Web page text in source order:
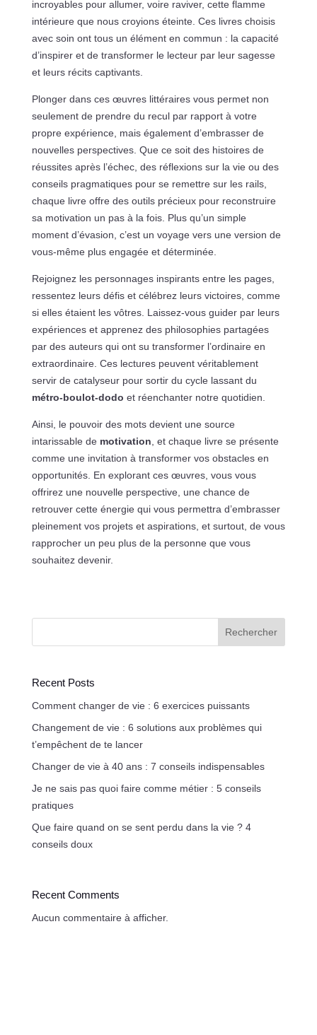
incroyables pour allumer, voire raviver, cette flamme
intérieure que nous croyions éteinte. Ces livres choisis
avec soin ont tous un élément en commun : la capacité
d’inspirer et de transformer le lecteur par leur sagesse
et leurs récits captivants.
Plonger dans ces œuvres littéraires vous permet non
seulement de prendre du recul par rapport à votre
propre expérience, mais également d’embrasser de
nouvelles perspectives. Que ce soit des histoires de
réussites après l’échec, des réflexions sur la vie ou des
conseils pragmatiques pour se remettre sur les rails,
chaque livre offre des outils précieux pour reconstruire
sa motivation un pas à la fois. Plus qu’un simple
moment d’évasion, c’est un voyage vers une version de
vous-même plus engagée et déterminée.
Rejoignez les personnages inspirants entre les pages,
ressentez leurs défis et célébrez leurs victoires, comme
si elles étaient les vôtres. Laissez-vous guider par leurs
expériences et apprenez des philosophies partagées
par des auteurs qui ont su transformer l’ordinaire en
extraordinaire. Ces lectures peuvent véritablement
servir de catalyseur pour sortir du cycle lassant du
métro-boulot-dodo et réenchanter notre quotidien.
Ainsi, le pouvoir des mots devient une source
intarissable de motivation, et chaque livre se présente
comme une invitation à transformer vos obstacles en
opportunités. En explorant ces œuvres, vous vous
offrirez une nouvelle perspective, une chance de
retrouver cette énergie qui vous permettra d’embrasser
pleinement vos projets et aspirations, et surtout, de vous
rapprocher un peu plus de la personne que vous
souhaitez devenir.
Rechercher
Recent Posts
Comment changer de vie : 6 exercices puissants
Changement de vie : 6 solutions aux problèmes qui
t’empêchent de te lancer
Changer de vie à 40 ans : 7 conseils indispensables
Je ne sais pas quoi faire comme métier : 5 conseils
pratiques
Que faire quand on se sent perdu dans la vie ? 4
conseils doux
Recent Comments
Aucun commentaire à afficher.